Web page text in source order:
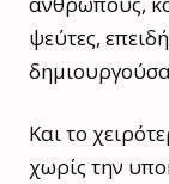
ψεύτες,
Και το
χωρίς την